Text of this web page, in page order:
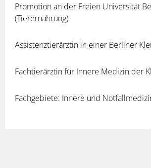
Promotion an der Freien Universität
(Tierernährung)
Assistenztierärztin in einer Berliner
Fachtierärztin für Innere Medizin der
Fachgebiete: Innere und